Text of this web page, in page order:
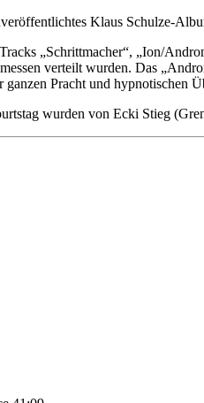
Klaus Schulze-
„Schrittmacher“, „Ion/
verteilt wurden. Das
Pracht und hypnotischen
wurden von Ecki Stieg